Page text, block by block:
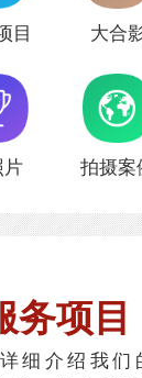
目 大合
片 拍摄案
务项目
细介绍我们